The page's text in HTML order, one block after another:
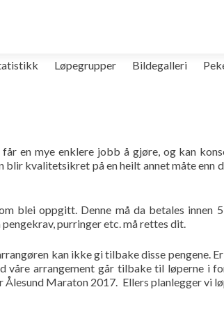
Løpegrupper Bildegalleri
en mye enklere jobb å gjøre, og kan
kvalitetsikret på en heilt annet måte enn
blei oppgitt. Denne må da betales innen
purringer etc. må rettes dit.
kan ikke gi tilbake disse pengene.
arrangement går tilbake til løperne i
Maraton 2017. Ellers planlegger vi